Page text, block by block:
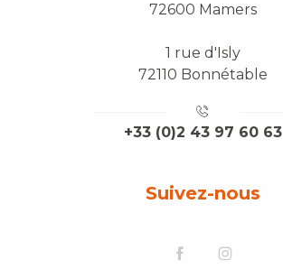
72600 Mamers
1 rue d'Isly
72110 Bonnétable
+33 (0)2 43 97 60 63
Suivez-nous